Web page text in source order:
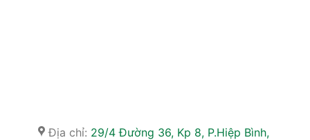
Địa chỉ: 29/4 Đường 36, Kp 8, P.Hiệp Bình,